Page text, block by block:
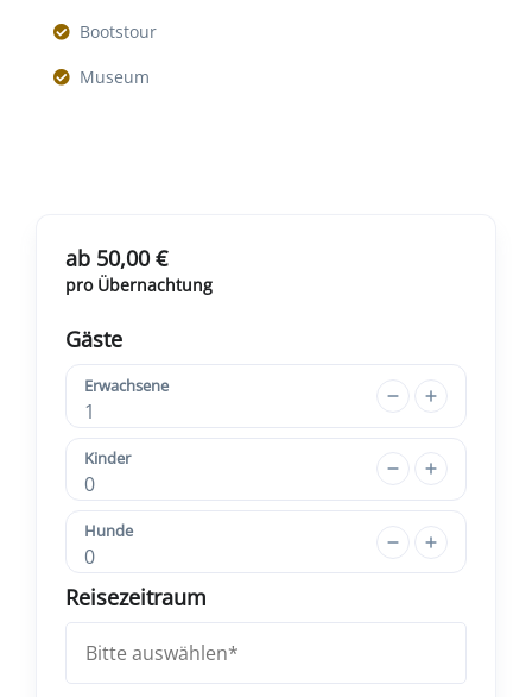
Bootstour
Museum
ab 50,00 €
pro Übernachtung
Gäste
Erwachsene
1
Kinder
0
Hunde
0
Reisezeitraum